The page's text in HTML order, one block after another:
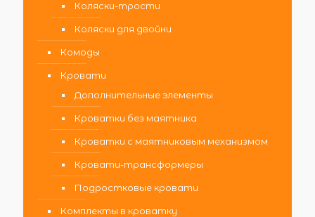
Коляски-трости
Коляски для двойни
Комоды
Кровати
Дополнительные элементы
Кроватки без маятника
Кроватки с маятниковым механизмом
Кровати-трансформеры
Подростковые кровати
Комплекты в кроватку